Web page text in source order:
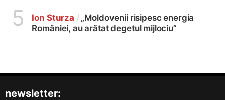
5 Ion Sturza /„Moldovenii risipesc energia
României, au arătat degetul mijlociu”
newsletter: